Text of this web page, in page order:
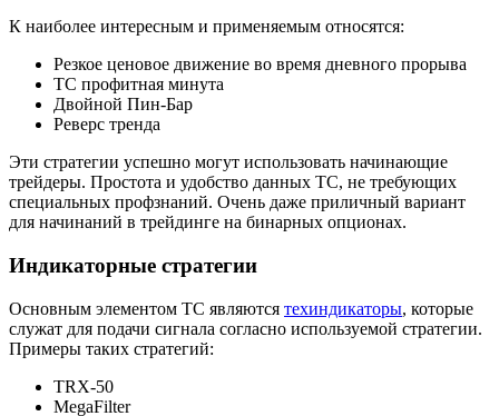
К наиболее интересным и применяемым относятся:
Резкое ценовое движение во время дневного прорыва
ТС профитная минута
Двойной Пин-Бар
Реверс тренда
Эти стратегии успешно могут использовать начинающие
трейдеры. Простота и удобство данных ТС, не требующих
специальных профзнаний. Очень даже приличный вариант
для начинаний в трейдинге на бинарных опционах.
Индикаторные стратегии
Основным элементом ТС являются техиндикаторы, которые
служат для подачи сигнала согласно используемой стратегии.
Примеры таких стратегий:
TRX-50
MegaFilter